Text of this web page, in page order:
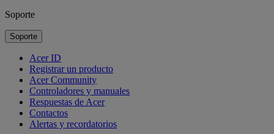
Soporte
Soporte
Acer ID
Registrar un producto
Acer Community
Controladores y manuales
Respuestas de Acer
Contactos
Alertas y recordatorios